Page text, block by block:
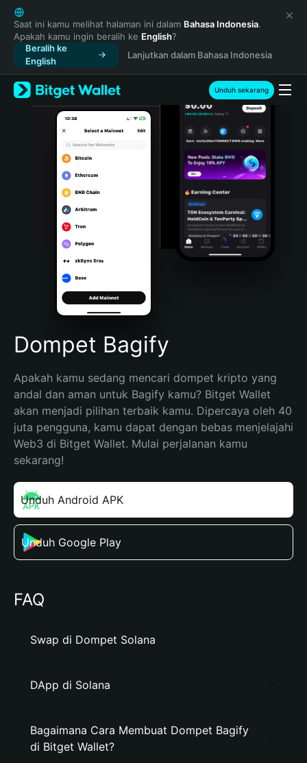
English
日本語
Tiếng Việt
Русский
Español (Latinoamérica)
Türkçe
Italiano
Português (Portugal)
Bahasa Indonesia
Português (Brasil)
Español (Argentina)
Saat ini kamu melihat halaman ini dalam Bahasa Indonesia.
Apakah kamu ingin beralih ke English?
Beralih ke
English
Lanjutkan dalam Bahasa Indonesia
Unduh sekarang
Dompet Bagify
Apakah kamu sedang mencari dompet kripto yang
andal dan aman untuk Bagify kamu? Bitget Wallet
akan menjadi pilihan terbaik kamu. Dipercaya oleh 40
juta pengguna, kamu dapat dengan bebas menjelajahi
Web3 di Bitget Wallet. Mulai perjalanan kamu
sekarang!
Unduh Android APK
Unduh Google Play
FAQ
Swap di Dompet Solana
DApp di Solana
Bagaimana Cara Membuat Dompet Bagify
di Bitget Wallet?